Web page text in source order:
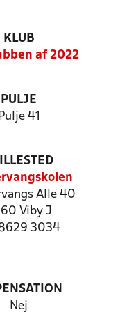
KLUB
af 2022
PULJE
Pulje 41
Alle 40
Viby J
8629 3034
Nej